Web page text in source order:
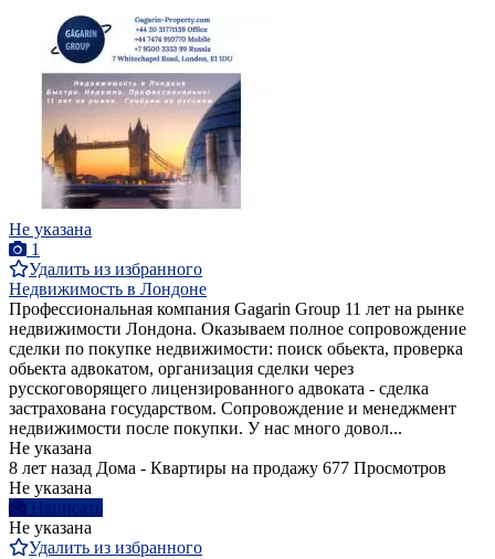
Не указана
1
Удалить из избранного
Недвижимость в Лондоне
Профессиональная компания Gagarin Group 11 лет на рынке
недвижимости Лондона. Оказываем полное сопровождение
сделки по покупке недвижимости: поиск обьекта, проверка
обьекта адвокатом, организация сделки через
русскоговорящего лицензированного адвоката - сделка
застрахована государством. Сопровождение и менеджмент
недвижимости после покупки. У нас много довол...
Не указана
8 лет назад Дома - Квартиры на продажу 677 Просмотров
Не указана
Написать
Не указана
Удалить из избранного